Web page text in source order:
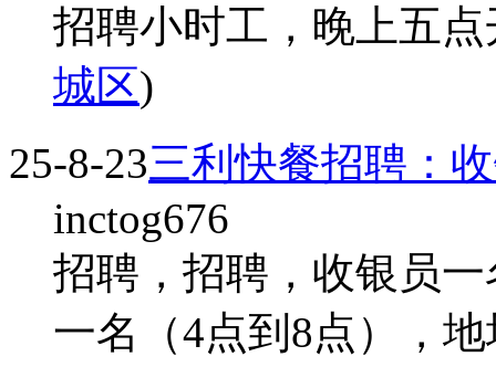
招聘小时工，晚上五
城区)
25-8-23三利快餐招聘：
inctog676
招聘，招聘，收银员
一名（4点到8点），